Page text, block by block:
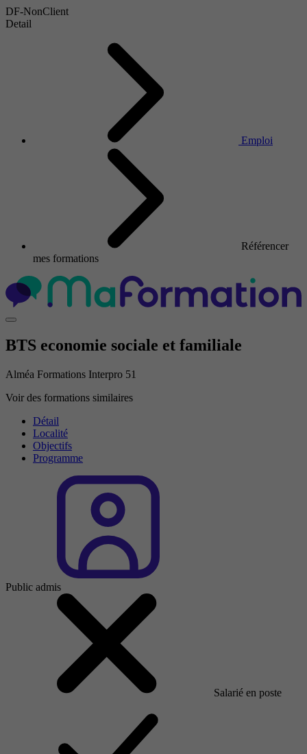
DF-NonClient
Detail
Emploi
Référencer
mes formations
BTS economie sociale et familiale
Alméa Formations Interpro 51
Voir des formations similaires
Détail
Localité
Objectifs
Programme
Public admis
Salarié en poste